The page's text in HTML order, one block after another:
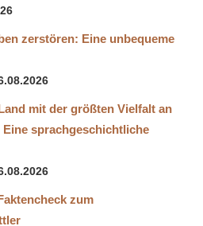
zerstören: Eine unbequeme
mit der größten Vielfalt an
sprachgeschichtliche
zum